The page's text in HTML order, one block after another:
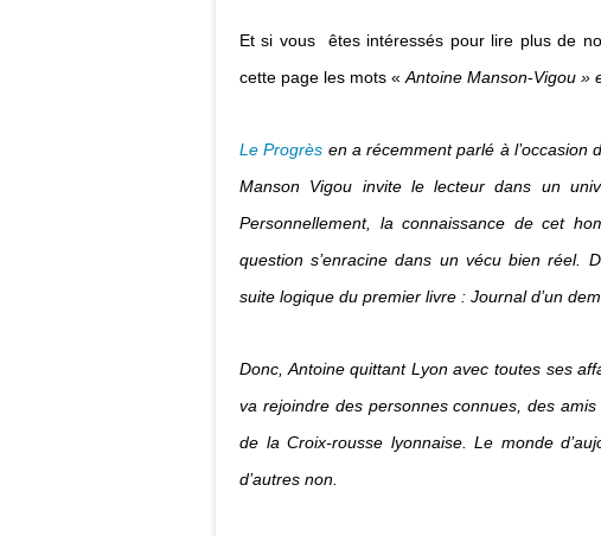
Et si vous êtes intéressés pour lire plus de
cette page les mots « Antoine Manson-Vigou »
Le Progrès en a récemment parlé à l’occasion
Manson Vigou invite le lecteur dans un
Personnellement, la connaissance de cet
question s’enracine dans un vécu bien réel.
suite logique du premier livre : Journal d’un
Donc, Antoine quittant Lyon avec toutes ses
va rejoindre des personnes connues, des
de la Croix-rousse lyonnaise. Le monde
d’autres non.